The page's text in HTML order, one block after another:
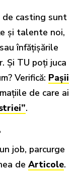
de casting sunt
și talente noi,
înfățișările
Și TU poți juca
Verifică: Pașii
de care ai
.
job, parcurge
de Articole.